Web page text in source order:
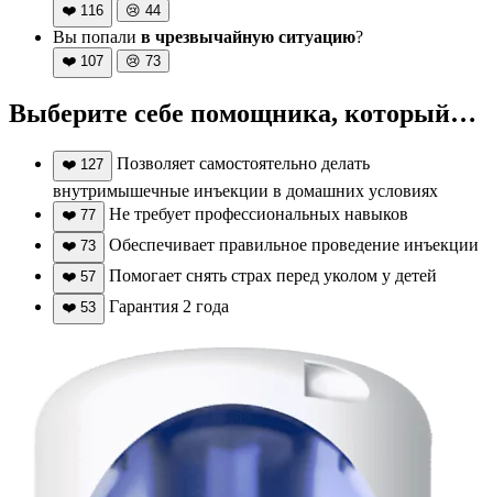
❤️ 116 😢 44
Вы попали в чрезвычайную ситуацию?
❤️ 107 😢 73
Выберите себе помощника, который…
❤️ 127
Позволяет самостоятельно делать
внутримышечные инъекции в домашних условиях
❤️ 77 Не требует профессиональных навыков
❤️ 73 Обеспечивает правильное проведение инъекции
❤️ 57 Помогает снять страх перед уколом у детей
❤️ 53 Гарантия 2 года